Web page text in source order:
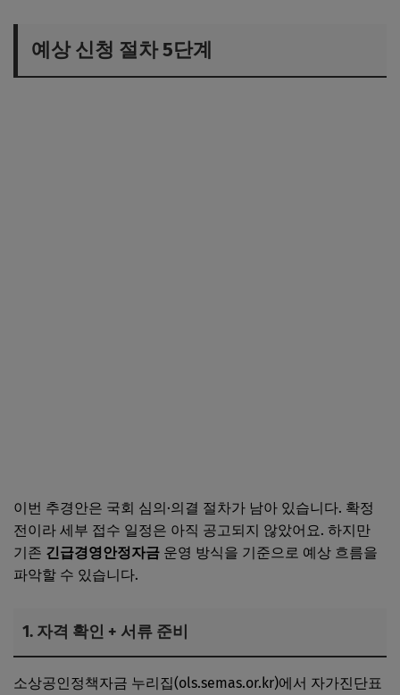
예상 신청 절차 5단계
이번 추경안은 국회 심의·의결 절차가 남아 있습니다. 확정
전이라 세부 접수 일정은 아직 공고되지 않았어요. 하지만
기존 긴급경영안정자금 운영 방식을 기준으로 예상 흐름을
파악할 수 있습니다.
1. 자격 확인 + 서류 준비
소상공인정책자금 누리집(ols.semas.or.kr)에서 자가진단표